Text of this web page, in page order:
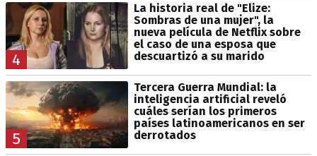
4
La historia real de "Elize:
Sombras de una mujer", la
nueva película de Netflix sobre
el caso de una esposa que
descuartizó a su marido
5
Tercera Guerra Mundial: la
inteligencia artificial reveló
cuáles serían los primeros
países latinoamericanos en ser
derrotados